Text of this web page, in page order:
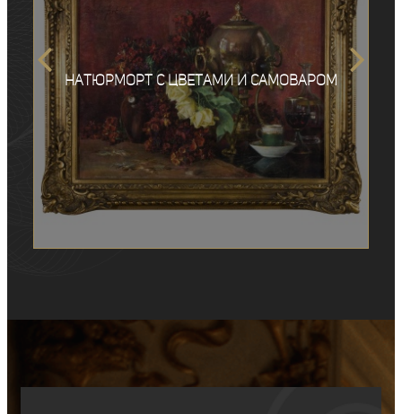
Натюрморт с цветами и самоваром